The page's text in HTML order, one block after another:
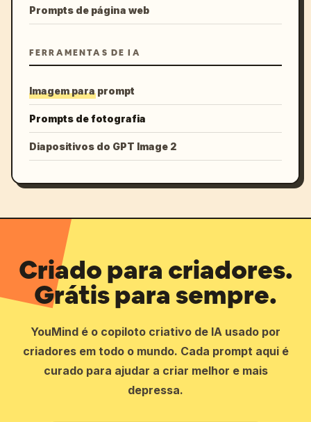
Prompts de página web
FERRAMENTAS DE IA
Imagem para prompt
Prompts de fotografia
Diapositivos do GPT Image 2
Criado para criadores.
Grátis para sempre.
YouMind é o copiloto criativo de IA usado por
criadores em todo o mundo. Cada prompt aqui é
curado para ajudar a criar melhor e mais
depressa.